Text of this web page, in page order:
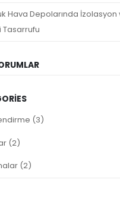
Hava Depolarında İzolasyon
Tasarrufu
(3)
(2)
(2)